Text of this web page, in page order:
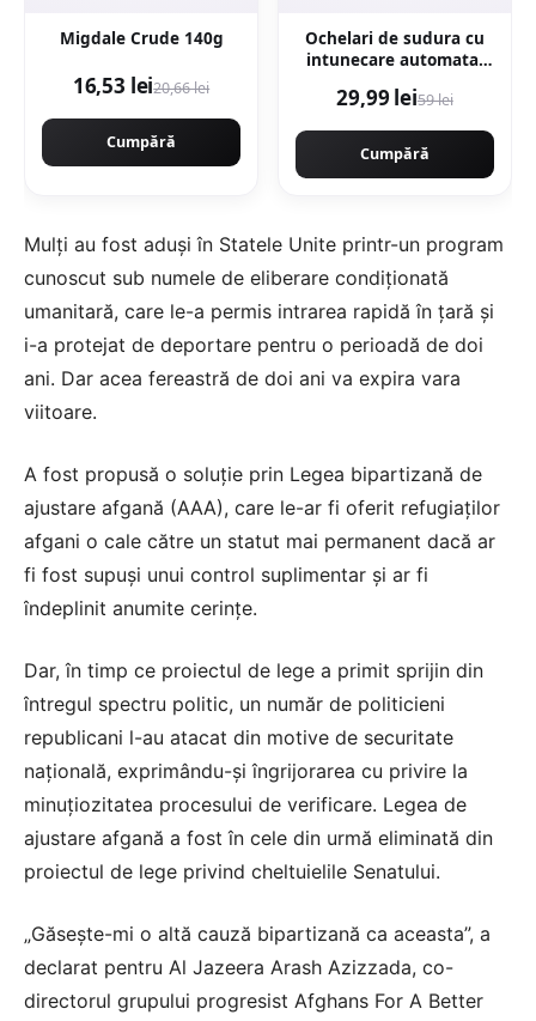
Migdale Crude 140g
16,53 lei20,66 lei
Cumpără
Ochelari de sudura cu
intunecare automata,
DIN15, Protectie UV,
29,99 lei59 lei
Cumpără
Mulți au fost aduși în Statele Unite printr-un program
cunoscut sub numele de eliberare condiționată
umanitară, care le-a permis intrarea rapidă în țară și
i-a protejat de deportare pentru o perioadă de doi
ani. Dar acea fereastră de doi ani va expira vara
viitoare.
A fost propusă o soluție prin Legea bipartizană de
ajustare afgană (AAA), care le-ar fi oferit refugiaților
afgani o cale către un statut mai permanent dacă ar
fi fost supuși unui control suplimentar și ar fi
îndeplinit anumite cerințe.
Dar, în timp ce proiectul de lege a primit sprijin din
întregul spectru politic, un număr de politicieni
republicani l-au atacat din motive de securitate
națională, exprimându-și îngrijorarea cu privire la
minuțiozitatea procesului de verificare. Legea de
ajustare afgană a fost în cele din urmă eliminată din
proiectul de lege privind cheltuielile Senatului.
„Găsește-mi o altă cauză bipartizană ca aceasta”, a
declarat pentru Al Jazeera Arash Azizzada, co-
directorul grupului progresist Afghans For A Better